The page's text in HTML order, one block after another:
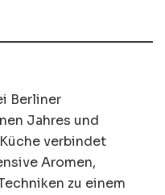
Berliner
Jahres und
verbindet
Aromen,
zu einem